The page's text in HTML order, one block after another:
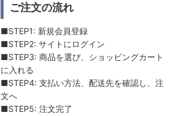
ご注文の流れ
■STEP1: 新規会員登録
■STEP2: サイトにログイン
■STEP3: 商品を選び、ショッピングカート
に入れる
■STEP4: 支払い方法、配送先を確認し、注
文へ
■STEP5: 注文完了